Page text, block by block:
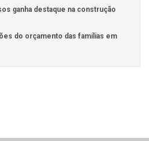
ganha destaque na construção
do orçamento das famílias em